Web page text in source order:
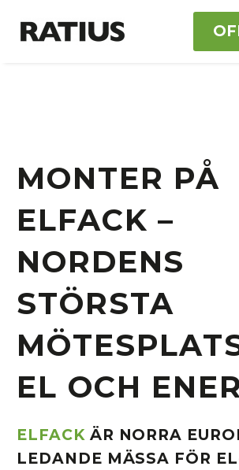
MONTER PÅ
ELFACK –
NORDENS
STÖRSTA
EL OCH
ELFACKÄR NORRA
LEDANDE MÄSSA FÖR